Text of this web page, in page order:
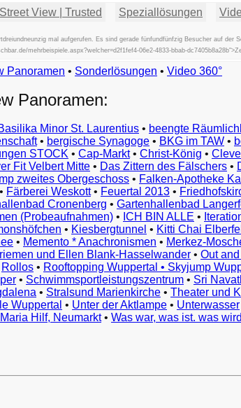
View | Trusted Speziallösungen
mal aufgerufen. Es sind gerade fünfundfünfzig Besucher auf der
mehrbeispiele.aspx?welcher=d2f1fef4-06e2-4833-bbab-
Beispiele
Exemples
Vorbeelden
Przykłady
Ejemplos
Örnekler
Παραδείγματα
Примеры
示
例
例
예
Panoramen • Sonderlösungen • Video 360°
Panoramen:
Minor St. Laurentius • beengte
• bergische Synagoge • BKG im TAW •
STOCK • Cap-Markt• Christ-König •
Fit Velbert Mitte • Das Zittern des Fälschers •
zweites Obergeschoss • Falken-Apotheke
• Färberei Weskott• Feuertal 2013 •
Cronenberg • Gartenhallenbad
(Probeaufnahmen) • ICH BIN ALLE •
• Kiesbergtunnel • Kitti Chai
• Memento * Anachronismen • Merkez-
und Ellen Blank-Hasselwander • Out
Rollos • Rooftopping Wuppertal • Skyjump
• Schwimmsportleistungszentrum • Sri
• Stralsund Marienkirche • Theater und
Wuppertal • Unter der Aktlampe • Unterwasser
Hilf, Neumarkt• Was war, was ist. was wird